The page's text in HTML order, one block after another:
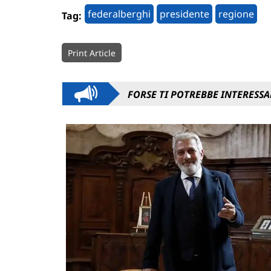
Tag: federalberghi presidente regione
Print Article
FORSE TI POTREBBE